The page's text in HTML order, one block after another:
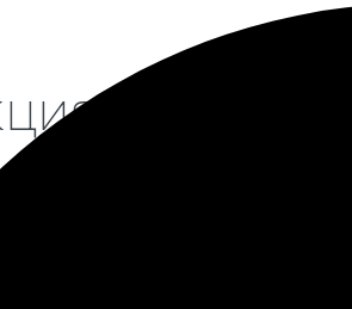
в Муроме
и установим